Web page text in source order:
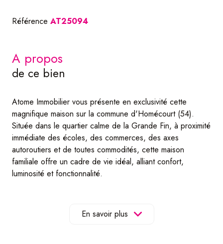
Référence AT25094
a propos
de ce bien
Atome Immobilier vous présente en exclusivité cette
magnifique maison sur la commune d'Homécourt (54).
Située dans le quartier calme de la Grande Fin, à proximité
immédiate des écoles, des commerces, des axes
autoroutiers et de toutes commodités, cette maison
familiale offre un cadre de vie idéal, alliant confort,
luminosité et fonctionnalité.
Vous n'avez plus qu'à poser vos valises !
Le rez-de-chaussée se compose d'un espace de vie
En savoir plus